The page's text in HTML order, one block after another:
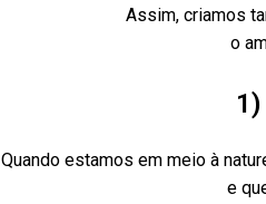
Assim, criamos
o
Quando estamos em meio à
e